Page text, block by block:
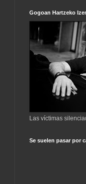
Gogoan Hartzeko
Las víctimas
Se suelen pasar por